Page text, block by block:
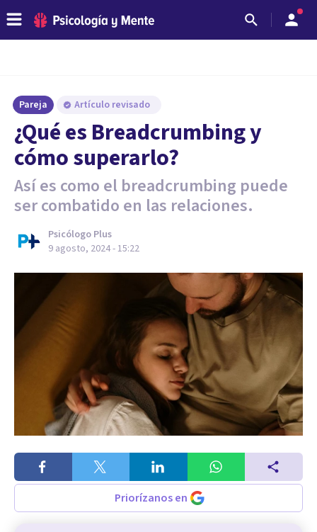
Pareja Artículo revisado
¿Qué es Breadcrumbing y
cómo superarlo?
Así es como el breadcrumbing puede
ser combatido en las relaciones.
Psicólogo Plus
9 agosto, 2024 - 15:22
Priorízanos en